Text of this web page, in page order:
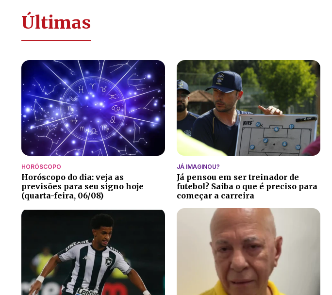
Últimas
HORÓSCOPO
Horóscopo do dia: veja as
previsões para seu signo hoje
(quarta-feira, 06/08)
JÁ IMAGINOU?
Já pensou em ser treinador de
futebol? Saiba o que é preciso para
começar a carreira